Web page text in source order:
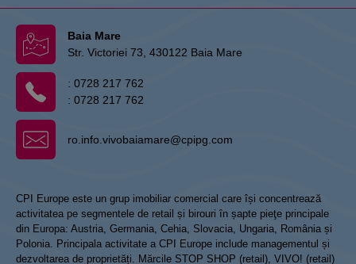
Baia Mare
Str. Victoriei 73, 430122 Baia Mare
: 0728 217 762
: 0728 217 762
ro.info.vivobaiamare@cpipg.com
CPI Europe este un grup imobiliar comercial care își concentrează
activitatea pe segmentele de retail și birouri în șapte pieţe principale
din Europa: Austria, Germania, Cehia, Slovacia, Ungaria, România și
Polonia. Principala activitate a CPI Europe include managementul și
dezvoltarea de proprietăți. Mărcile STOP SHOP (retail), VIVO! (retail)